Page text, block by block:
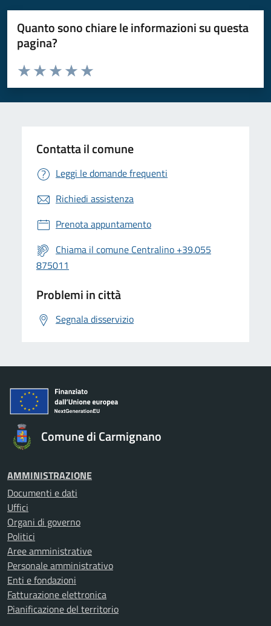
Quanto sono chiare le informazioni su questa
pagina?
Valuta da 1 a 5 stelle la pagina
Valuta 5 stelle su 5
Valuta 4 stelle su 5
Valuta 3 stelle su 5
Valuta 2 stelle su 5
Valuta 1 stelle su 5
Contatta il comune
Leggi le domande frequenti
Richiedi assistenza
Prenota appuntamento
Chiama il comune Centralino +39.055
875011
Problemi in città
Segnala disservizio
Comune di Carmignano
AMMINISTRAZIONE
Documenti e dati
Uffici
Organi di governo
Politici
Aree amministrative
Personale amministrativo
Enti e fondazioni
Fatturazione elettronica
Pianificazione del territorio